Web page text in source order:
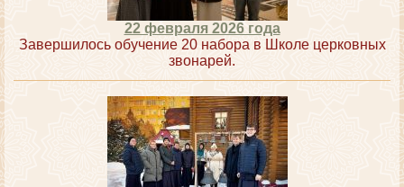
22 февраля 2026 года
Завершилось обучение 20 набора в Школе церковных
звонарей.